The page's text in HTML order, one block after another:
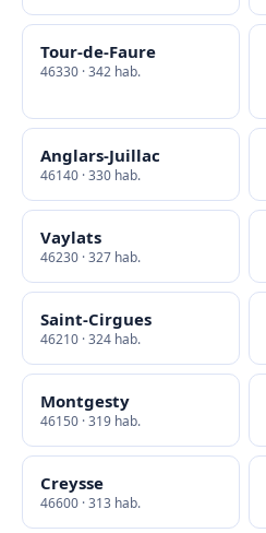
Tour-de-Faure
46330 · 342 hab.
Anglars-Juillac
46140 · 330 hab.
Vaylats
46230 · 327 hab.
Saint-Cirgues
46210 · 324 hab.
Montgesty
46150 · 319 hab.
Creysse
46600 · 313 hab.